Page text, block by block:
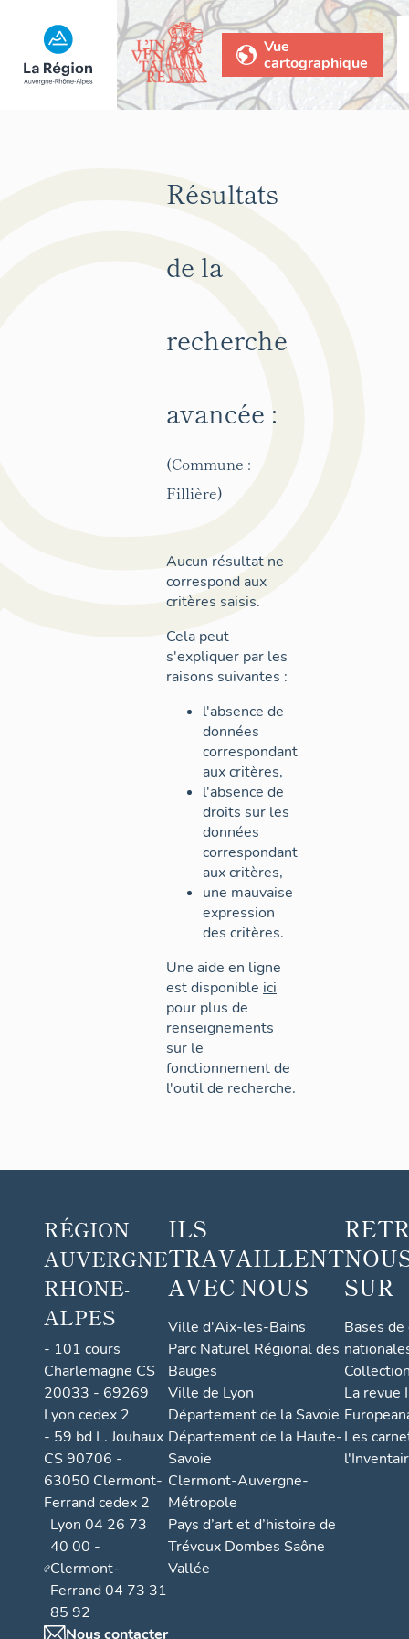
Vue
cartographique
Résultats
de la
recherche
avancée :
(Commune :
Fillière)
Aucun résultat ne
correspond aux
critères saisis.
Cela peut
s'expliquer par les
raisons suivantes :
l'absence de
données
correspondant
aux critères,
l'absence de
droits sur les
données
correspondant
aux critères,
une mauvaise
expression
des critères.
Une aide en ligne
est disponible ici
pour plus de
renseignements
sur le
fonctionnement de
l'outil de recherche.
RÉGION
AUVERGNE
RHONE-
ALPES
- 101 cours
Charlemagne CS
20033 - 69269
Lyon cedex 2
- 59 bd L. Jouhaux
CS 90706 -
63050 Clermont-
Ferrand cedex 2
Lyon 04 26 73
40 00 -
Clermont-
Ferrand 04 73 31
85 92
Nous contacter
ILS
TRAVAILLENT
AVEC NOUS
Ville d'Aix-les-Bains
Parc Naturel Régional des
Bauges
Ville de Lyon
Département de la Savoie
Département de la Haute-
Savoie
Clermont-Auvergne-
Métropole
Pays d’art et d’histoire de
Trévoux Dombes Saône
Vallée
SUR
Bases
La revue
Les